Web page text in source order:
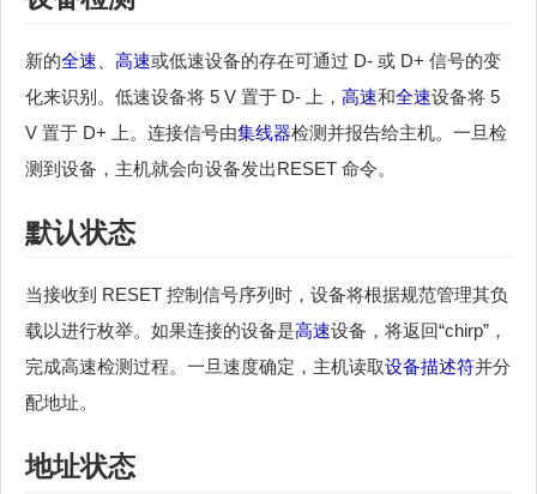
新的全速 高速或低速设备的存在可通过 D- 或 D+ 信号的变
化来识别。低速设备将 5 V 置于 D- 上， 高速和全速设备将 5
V 置于 D+ 上。连接信号由集线器检测并报告给主机。一旦检
测到设备，主机就会向设备发出RESET 命令。
默认状态
当接收到 RESET 控制信号序列时，设备将根据规范管理其负
载以进行枚举。如果连接的设备是高速设备，将返回“chirp”，
完成高速检测过程。一旦速度确定，主机读取设备描述符并分
配地址。
地址状态